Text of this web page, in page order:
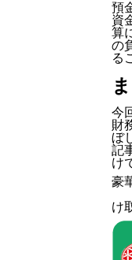
預
資
算
の
る
今
財
ぼ
記
け
豪
け